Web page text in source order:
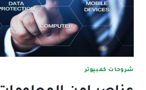
شروحات كمبيوتر